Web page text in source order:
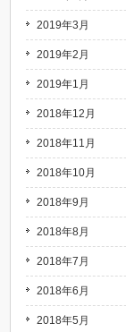
2019年3月
2019年2月
2019年1月
2018年12月
2018年11月
2018年10月
2018年9月
2018年8月
2018年7月
2018年6月
2018年5月